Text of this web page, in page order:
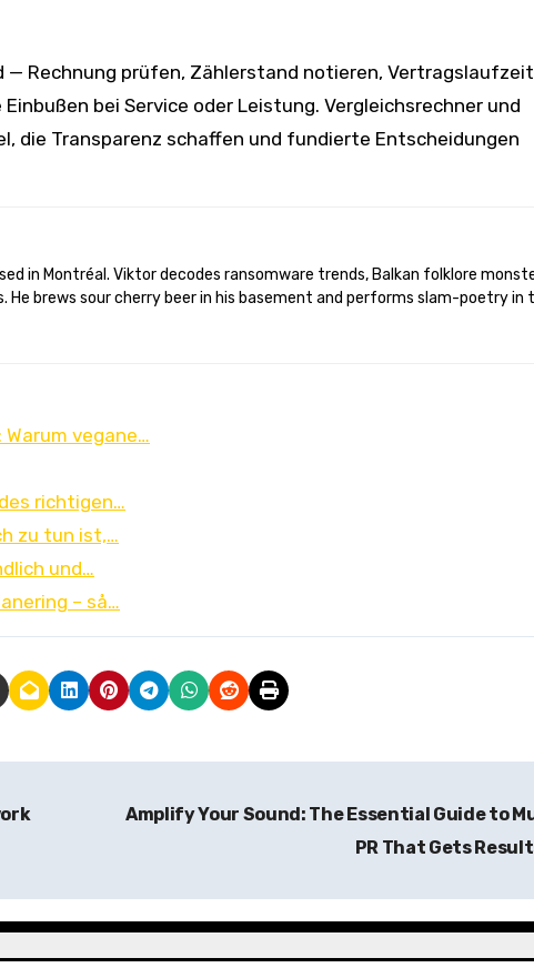
Rechnung prüfen, Zählerstand notieren,
bei Service oder Leistung. Vergleichsrechner und
die Transparenz schaffen und fundierte Entscheidungen
He brews sour cherry beer in his basement and performs slam-poetry in
vegane…
richtigen…
zu tun ist,…
und…
– så…
Amplify Your Sound: The Essential Guide to
PR That Gets